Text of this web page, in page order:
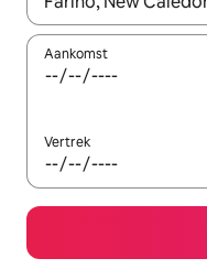
Aankomst
Vertrek